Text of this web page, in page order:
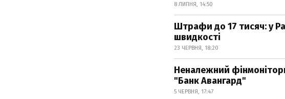
8 ЛИПНЯ, 14:50
Штрафи до 17 тисяч: у
швидкості
23 ЧЕРВНЯ, 18:20
Неналежний
"Банк Авангард"
5 ЧЕРВНЯ, 17:47